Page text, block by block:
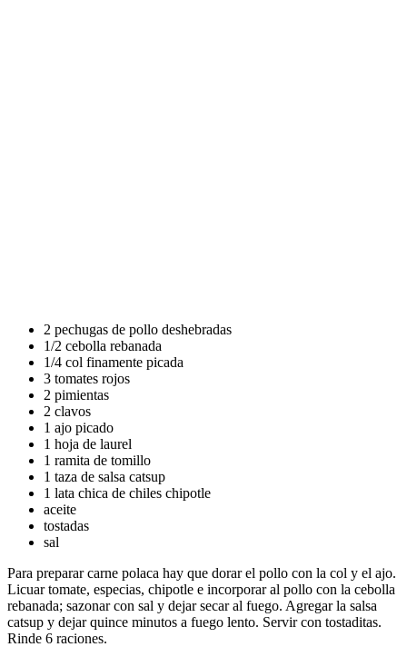
2 pechugas de pollo deshebradas
1/2 cebolla rebanada
1/4 col finamente picada
3 tomates rojos
2 pimientas
2 clavos
1 ajo picado
1 hoja de laurel
1 ramita de tomillo
1 taza de salsa catsup
1 lata chica de chiles chipotle
aceite
tostadas
sal
Para preparar carne polaca hay que dorar el pollo con la col y el ajo.
Licuar tomate, especias, chipotle e incorporar al pollo con la cebolla
rebanada; sazonar con sal y dejar secar al fuego. Agregar la salsa
catsup y dejar quince minutos a fuego lento. Servir con tostaditas.
Rinde 6 raciones.